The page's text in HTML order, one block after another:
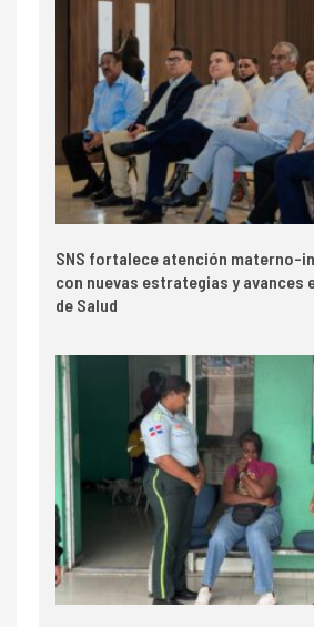
SNS fortalece atención materno-
con nuevas estrategias y avances
de Salud